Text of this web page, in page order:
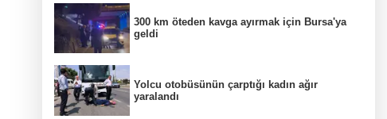
300 km öteden kavga ayırmak için Bursa'ya
geldi
Yolcu otobüsünün çarptığı kadın ağır
yaralandı